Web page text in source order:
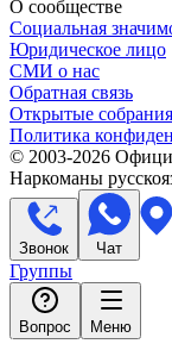
О сообществе
Социальная
Юридическое лицо
СМИ о нас
Обратная связь
Открытые собрания
Политика
© 2003-2026
Наркоманы
Звонок Чат
Группы
Вопрос Меню